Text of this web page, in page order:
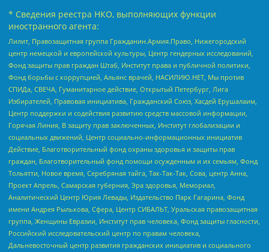
* Сведения реестра НКО, выполняющих функции
иностранного агента:
Лилит, Правозащитная группа Гражданин.Армия.Право, Нижегородский
центр немецкой и европейской культуры, Центр гендерных исследований,
Фонд защиты прав граждан Штаб, Институт права и публичной политики,
Фонд борьбы с коррупцией, Альянс врачей, НАСИЛИЮ.НЕТ, Мы против
СПИДа, СВЕЧА, Гуманитарное действие, Открытый Петербург, Лига
Избирателей, Правовая инициатива, Гражданский Союз, Хасдей Ерушалаим,
Центр поддержки и содействия развитию средств массовой информации,
Горячая Линия, В защиту прав заключенных, Институт глобализации и
социальных движений, Центр социально-информационных инициатив
Действие, Благотворительный фонд охраны здоровья и защиты прав
граждан, Благотворительный фонд помощи осужденным и их семьям, Фонд
Тольятти, Новое время, Серебряная тайга, Так-Так-Так, Сова, центр Анна,
Проект Апрель, Самарская губерния, Эра здоровья, Мемориал,
Аналитический Центр Юрия Левады, Издательство Парк Гагарина, Фонд
имени Андрея Рылькова, Сфера, Центр СИБАЛЬТ, Уральская правозащитная
группа, Женщины Евразии, Институт прав человека, Фонд защиты гласности,
Российский исследовательский центр по правам человека,
Дальневосточный центр развития гражданских инициатив и социального